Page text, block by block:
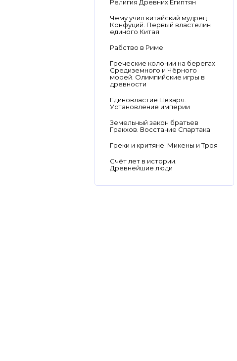
Религия Древних Египтян
Чему учил китайский мудрец
Конфуций. Первый властелин
единого Китая
Рабство в Риме
Греческие колонии на берегах
Средиземного и Чёрного
морей. Олимпийские игры в
древности
Единовластие Цезаря.
Установление империи
Земельный закон братьев
Гракхов. Восстание Спартака
Греки и критяне. Микены и Троя
Счёт лет в истории.
Древнейшие люди